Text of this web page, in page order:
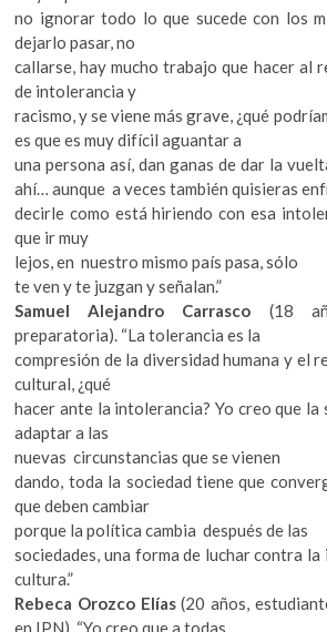
no ignorar todo lo que sucede con los
dejarlo pasar, no
callarse, hay mucho trabajo que hacer al
de intolerancia y
racismo, y se viene más grave, ¿qué
es que es muy difícil aguantar a
una persona así, dan ganas de dar la
ahí… aunque a veces también quisieras
decirle como está hiriendo con esa
que ir muy
lejos, en nuestro mismo país pasa, sólo
te ven y te juzgan y señalan.”
Samuel Alejandro Carrasco (18
preparatoria). “La tolerancia es la
compresión de la diversidad humana y el
cultural, ¿qué
hacer ante la intolerancia? Yo creo que la
adaptar a las
nuevas circunstancias que se vienen
dando, toda la sociedad tiene que
que deben cambiar
porque la política cambia después de las
sociedades, una forma de luchar contra
cultura.”
Rebeca Orozco Elías(20 años,
en IPN). “Yo creo que a todas